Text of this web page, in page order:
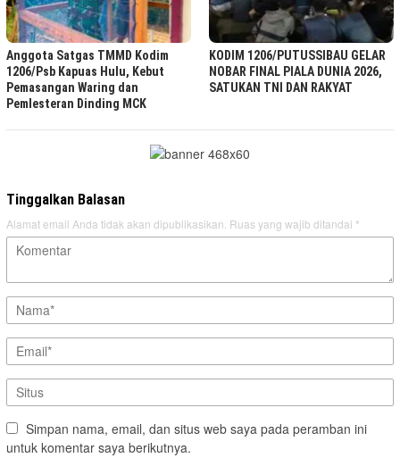
Anggota Satgas TMMD Kodim
1206/Psb Kapuas Hulu, Kebut
Pemasangan Waring dan
Pemlesteran Dinding MCK
KODIM 1206/PUTUSSIBAU GELAR
NOBAR FINAL PIALA DUNIA 2026,
SATUKAN TNI DAN RAKYAT ‎ ‎
Tinggalkan Balasan
Alamat email Anda tidak akan dipublikasikan. Ruas yang wajib ditandai *
Simpan nama, email, dan situs web saya pada peramban ini
untuk komentar saya berikutnya.